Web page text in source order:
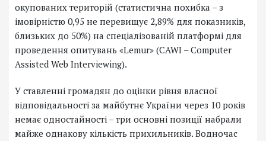
окупованих територій (статистична похибка – з
імовірністю 0,95 не перевищує 2,89% для показників,
близьких до 50%) на спеціалізованій платформі для
проведення опитувань «Lemur» (CAWI – Computer
Assisted Web Interviewing).
У ставленні громадян до оцінки рівня власної
відповідальності за майбутнє України через 10 років
немає одностайності – три основні позиції набрали
майже однакову кількість прихильників. Водночас